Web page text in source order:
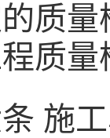
量
质
工